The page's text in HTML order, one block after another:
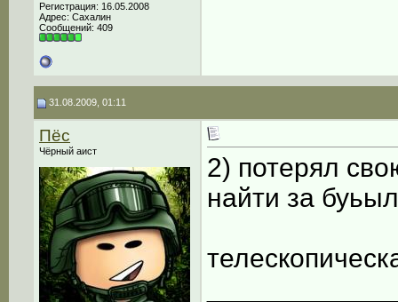
Регистрация: 16.05.2008
Адрес: Сахалин
Сообщений: 409
31.08.2009, 01:11
Пёс
Чёрный аист
2) потерял
найти за